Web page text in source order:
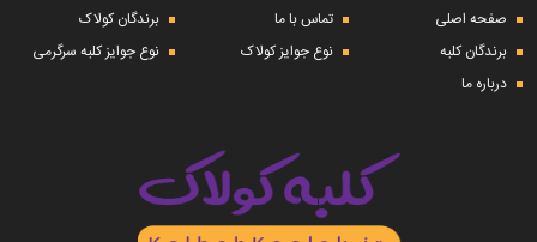
صفحه اصلی تماس با ما
برندگان کولاک
برندگان کلبه
نوع جوایز کولاک
نوع جوایز کلبه سرگرمی
درباره ما